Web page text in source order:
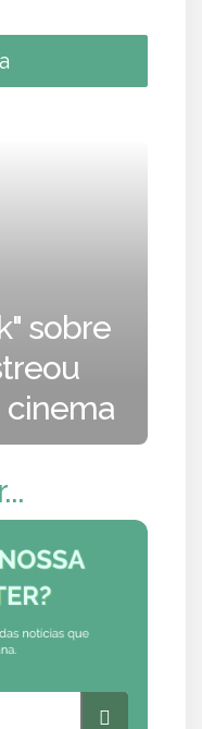
sobre
cinema